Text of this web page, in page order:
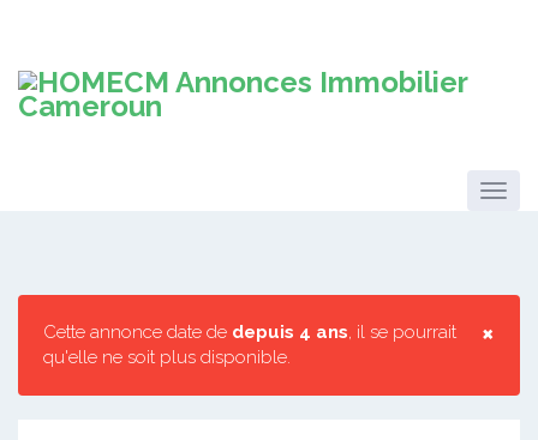
×
Cette annonce date de depuis 4 ans, il se pourrait
qu'elle ne soit plus disponible.